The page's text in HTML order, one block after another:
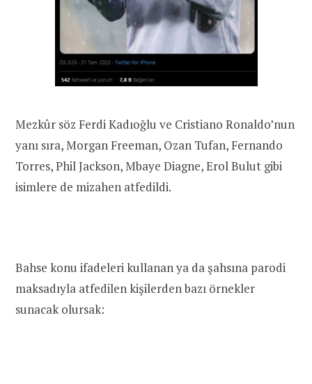
Mezkûr söz Ferdi Kadıoğlu ve Cristiano Ronaldo’nun
yanı sıra, Morgan Freeman, Ozan Tufan, Fernando
Torres, Phil Jackson, Mbaye Diagne, Erol Bulut gibi
isimlere de mizahen atfedildi.
Bahse konu ifadeleri kullanan ya da şahsına parodi
maksadıyla atfedilen kişilerden bazı örnekler
sunacak olursak: